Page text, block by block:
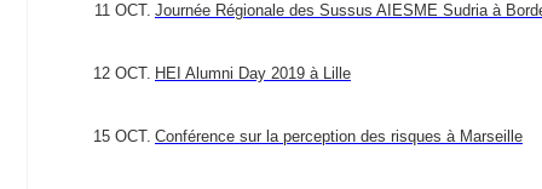
11 OCT. Journée Régionale des Sussus AIESME Sudria à
12 OCT. HEI Alumni Day 2019 à Lille
15 OCT. Conférence sur la perception des risques à Marseille